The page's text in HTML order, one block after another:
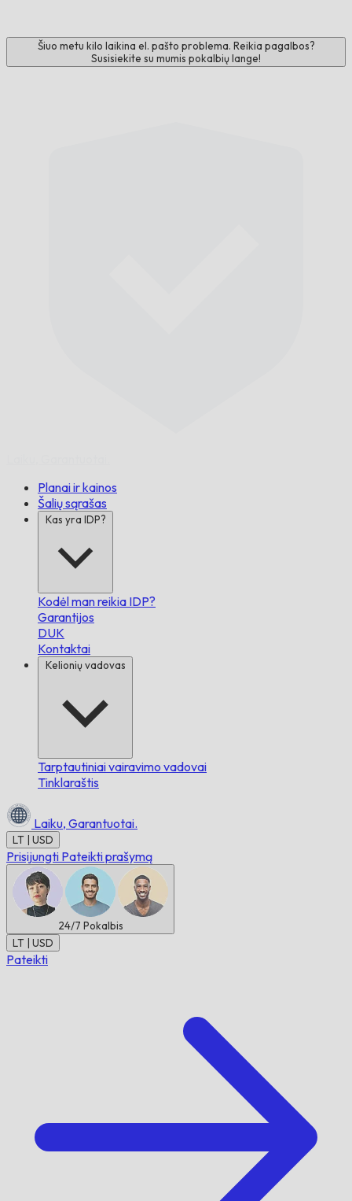
Šiuo metu kilo laikina el. pašto problema. Reikia pagalbos?
Susisiekite su mumis pokalbių lange!
Planai ir kainos
Šalių sąrašas
Kas yra IDP?
Kodėl man reikia IDP?
Garantijos
DUK
Kontaktai
Kelionių vadovas
Tarptautiniai vairavimo vadovai
Tinklaraštis
Laiku, Garantuotai.
LT | USD
Prisijungti Pateikti prašymą
24/7 Pokalbis
LT | USD
Pateikti